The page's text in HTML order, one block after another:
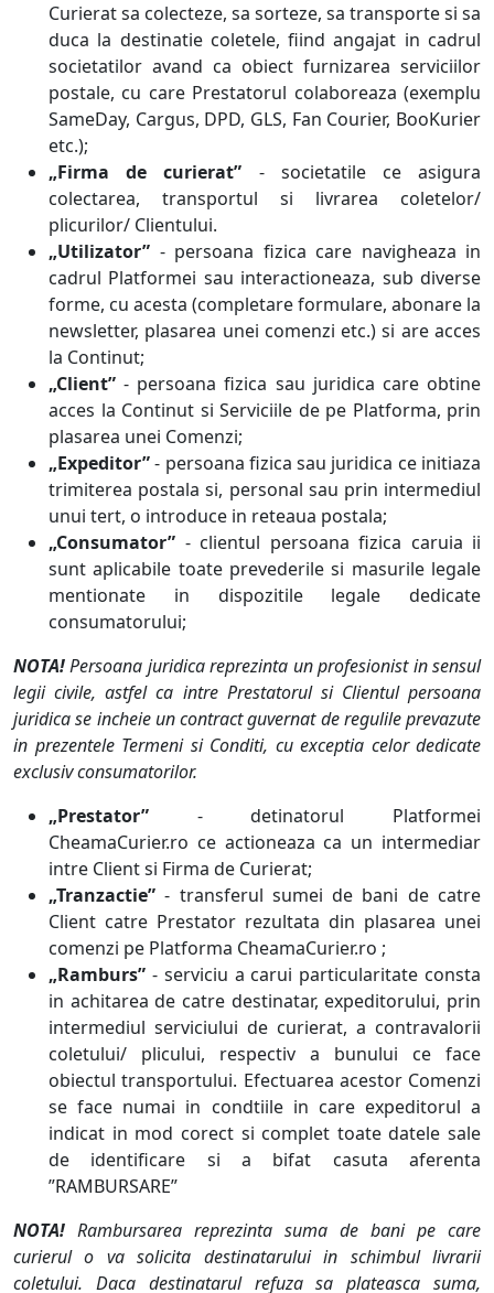
Curierat sa colecteze, sa sorteze, sa transporte si sa
duca la destinatie coletele, fiind angajat in cadrul
societatilor avand ca obiect furnizarea serviciilor
postale, cu care Prestatorul colaboreaza (exemplu
SameDay, Cargus, DPD, GLS, Fan Courier, BooKurier
etc.);
„Firma de curierat” - societatile ce asigura
colectarea, transportul si livrarea coletelor/
plicurilor/ Clientului.
„Utilizator” - persoana fizica care navigheaza in
cadrul Platformei sau interactioneaza, sub diverse
forme, cu acesta (completare formulare, abonare la
newsletter, plasarea unei comenzi etc.) si are acces
la Continut;
„Client” - persoana fizica sau juridica care obtine
acces la Continut si Serviciile de pe Platforma, prin
plasarea unei Comenzi;
„Expeditor”- persoana fizica sau juridica ce initiaza
trimiterea postala si, personal sau prin intermediul
unui tert, o introduce in reteaua postala;
„Consumator” - clientul persoana fizica caruia ii
sunt aplicabile toate prevederile si masurile legale
mentionate in dispozitile legale dedicate
consumatorului;
NOTA!Persoana juridica reprezinta un profesionist in sensul
legii civile, astfel ca intre Prestatorul si Clientul persoana
juridica se incheie un contract guvernat de regulile prevazute
in prezentele Termeni si Conditi, cu exceptia celor dedicate
exclusiv consumatorilor.
„Prestator” - detinatorul Platformei
CheamaCurier.ro ce actioneaza ca un intermediar
intre Client si Firma de Curierat;
„Tranzactie” - transferul sumei de bani de catre
Client catre Prestator rezultata din plasarea unei
comenzi pe Platforma CheamaCurier.ro ;
„Ramburs” - serviciu a carui particularitate consta
in achitarea de catre destinatar, expeditorului, prin
intermediul serviciului de curierat, a contravalorii
coletului/ plicului, respectiv a bunului ce face
obiectul transportului. Efectuarea acestor Comenzi
se face numai in condtiile in care expeditorul a
indicat in mod corect si complet toate datele sale
de identificare si a bifat casuta aferenta
”RAMBURSARE”
NOTA! Rambursarea reprezinta suma de bani pe care
curierul o va solicita destinatarului in schimbul livrarii
coletului. Daca destinatarul refuza sa plateasca suma,